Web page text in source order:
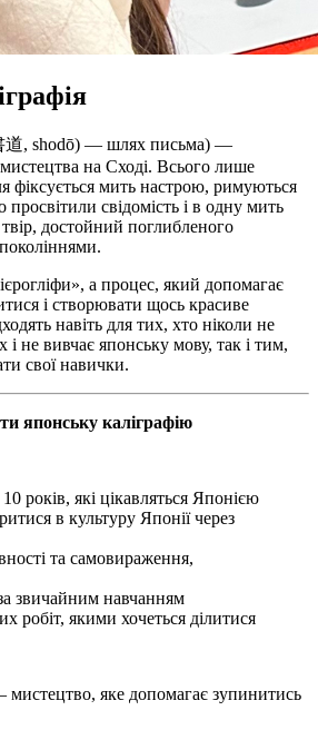
道, shodō) — шлях письма) —
на Сході. Всього лише
фіксується мить настрою, римуються
свідомість і в одну мить
достойний поглибленого
а процес, який допомагає
і створювати щось красиве
навіть для тих, хто ніколи не
і не вивчає японську мову, так і тим,
свої навички.
японську каліграфію
10 років, які цікавляться Японією
в культуру Японії через
та самовираження,
звичайним навчанням
робіт, якими хочеться ділитися
мистецтво, яке допомагає зупинитись